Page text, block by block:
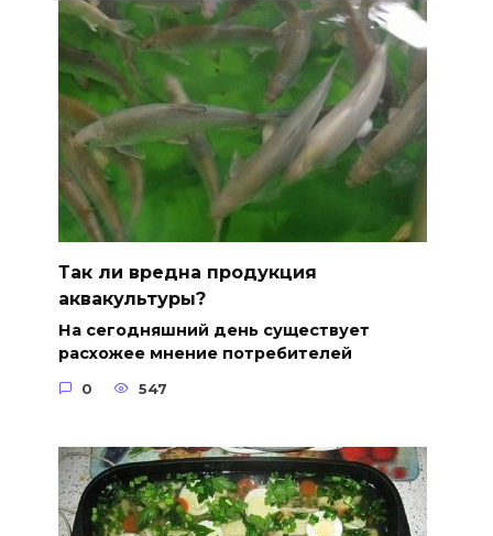
Так ли вредна продукция
аквакультуры?
На сегодняшний день существует
расхожее мнение потребителей
0 547